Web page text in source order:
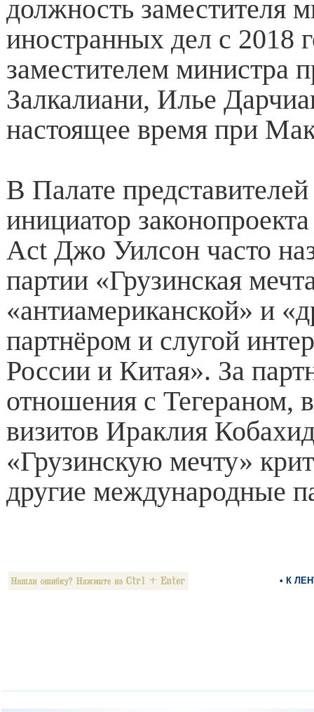
должность заместителя
иностранных дел с 2018
заместителем министра
Залкалиани, Илье
настоящее время при
В Палате
инициатор
Act Джо Уилсон часто
партии «Грузинская
«антиамериканской» и
партнёром и слугой
России и Китая». За
отношения с Тегераном,
визитов Ираклия
«Грузинскую мечту»
другие международные
• К